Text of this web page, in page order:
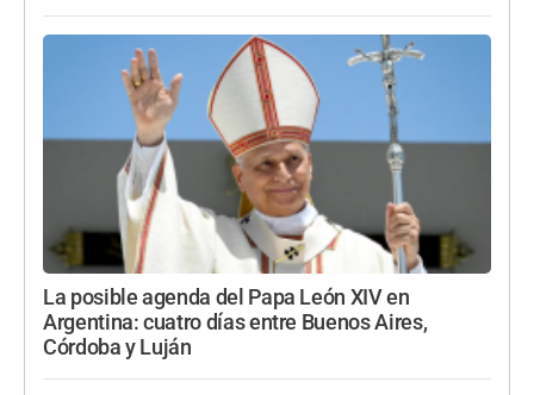
La posible agenda del Papa León XIV en
Argentina: cuatro días entre Buenos Aires,
Córdoba y Luján